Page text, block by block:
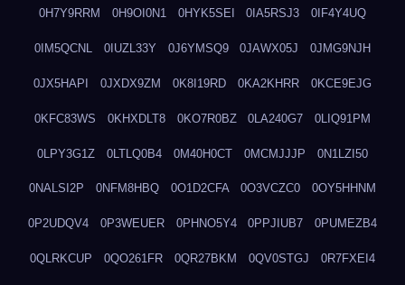
0H7Y9RRM 0H9OI0N1 0HYK5SEI 0IA5RSJ3 0IF4Y4UQ
0IM5QCNL 0IUZL33Y 0J6YMSQ9 0JAWX05J 0JMG9NJH
0JX5HAPI 0JXDX9ZM 0K8I19RD 0KA2KHRR 0KCE9EJG
0KFC83WS 0KHXDLT8 0KO7R0BZ 0LA240G7 0LIQ91PM
0LPY3G1Z 0LTLQ0B4 0M40H0CT 0MCMJJJP 0N1LZI50
0NALSI2P 0NFM8HBQ 0O1D2CFA 0O3VCZC0 0OY5HHNM
0P2UDQV4 0P3WEUER 0PHNO5Y4 0PPJIUB7 0PUMEZB4
0QLRKCUP 0QO261FR 0QR27BKM 0QV0STGJ 0R7FXEI4